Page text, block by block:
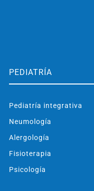
PEDIATRÍA
Pediatría integrativa
Neumología
Alergología
Fisioterapia
Psicología